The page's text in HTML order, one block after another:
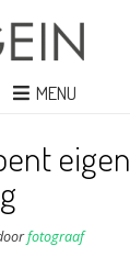
MENU
eigen
fotograaf